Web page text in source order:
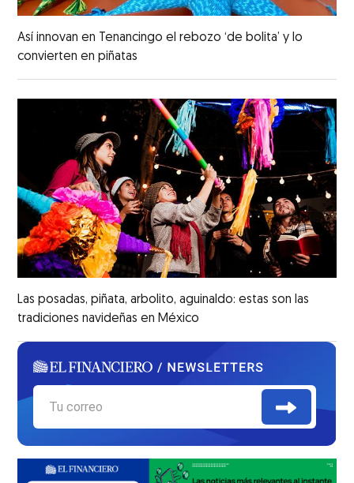
Así innovan en Tenancingo el rebozo ‘de bolita’ y lo
convierten en piñatas
Las posadas, piñata, arbolito, aguinaldo: estas son las
tradiciones navideñas en México